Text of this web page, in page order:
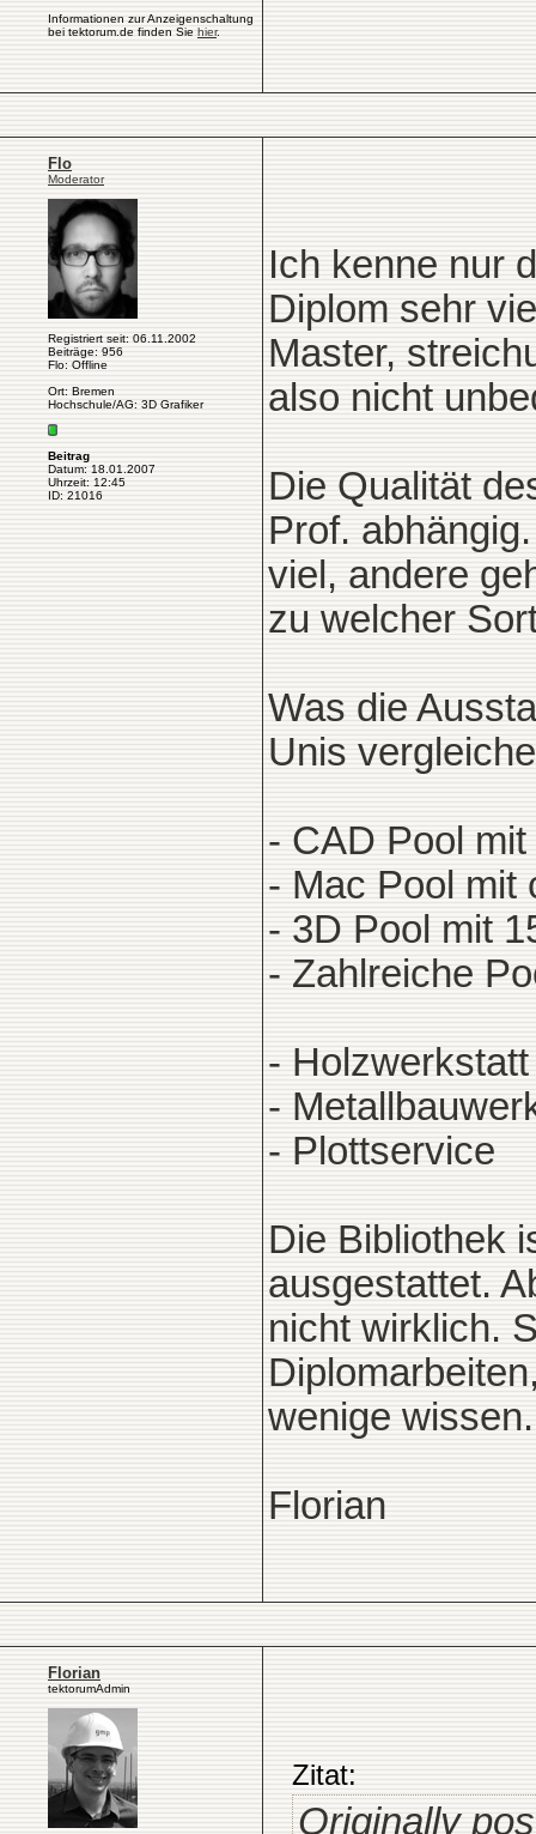
Informationen zur Anzeigenschaltung
bei tektorum.de finden Sie hier.
Flo
Moderator
Registriert seit: 06.11.2002
Beiträge: 956
Flo: Offline
Ort: Bremen
Hochschule/AG: 3D Grafiker
Beitrag
Datum: 18.01.2007
Uhrzeit: 12:45
ID: 21016
Ich kenne nur
Diplom sehr
Master,
also nicht
Die Qualität
Prof.
viel, andere
zu welcher
Was die
Unis
- CAD Pool
- Mac Pool mit
- 3D Pool mit
- Zahlreiche
- Holzwerkstatt
-
- Plottservice
Die Bibliothek
ausgestattet.
nicht wirklich.
wenige wissen.
Florian
Florian
tektorumAdmin
Zitat:
Originally